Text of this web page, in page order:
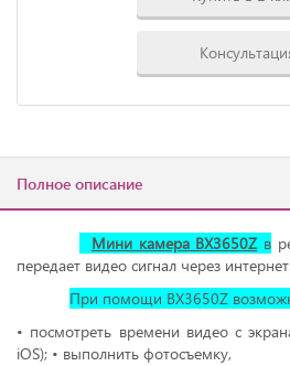
Полное описание
Мини камера BX3650Z в
передает видео сигнал через интернет.
При помощи BX3650Z
• посмотреть времени видео с
iOS); • выполнить фотосъемку,